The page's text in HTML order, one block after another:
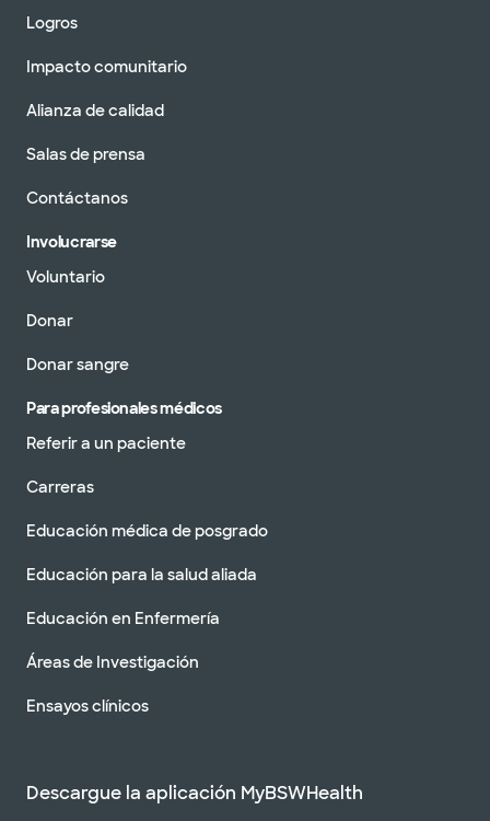
Logros
Impacto comunitario
Alianza de calidad
Salas de prensa
Contáctanos
Involucrarse
Voluntario
Donar
Donar sangre
Para profesionales médicos
Referir a un paciente
Carreras
Educación médica de posgrado
Educación para la salud aliada
Educación en Enfermería
Áreas de Investigación
Ensayos clínicos
Descargue la aplicación MyBSWHealth